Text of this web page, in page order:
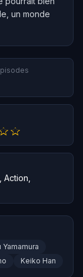
un monde
Action
Yamamura
Keiko Han